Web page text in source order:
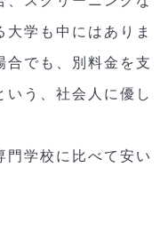
学も中にはありま
でも、別料金を支
う、社会人に優し
門学校に比べて安い